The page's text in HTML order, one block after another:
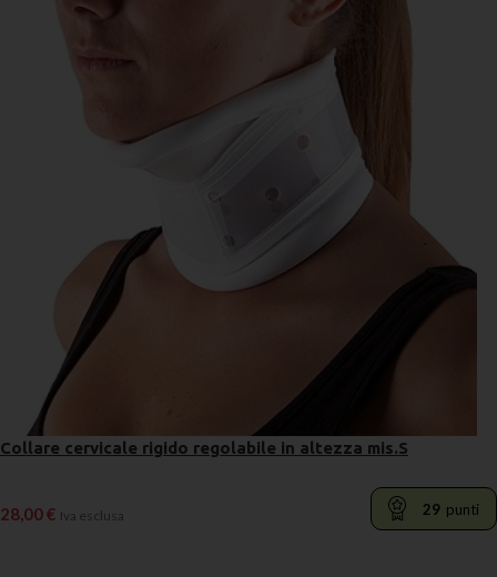
Collare cervicale rigido regolabile in altezza mis.S
28,00€ Iva esclusa 29 punti